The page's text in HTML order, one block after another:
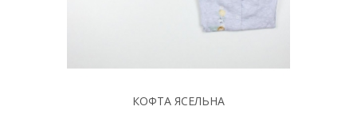
КОФТА ЯСЕЛЬНА